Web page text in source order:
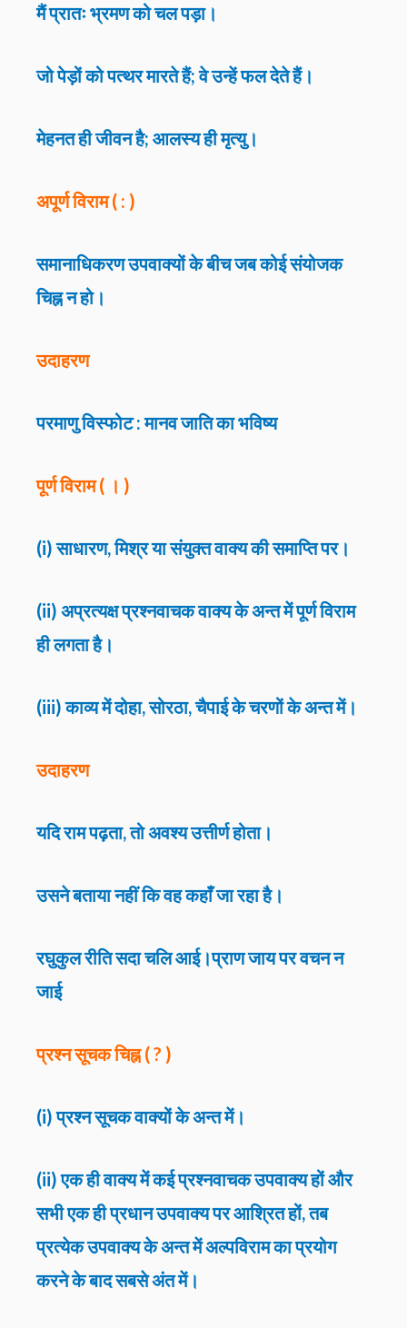
मैं प्रातः भ्रमण को चल पड़ा।
जो पेड़ों को पत्थर मारते हैं; वे उन्हें फल देते हैं।
मेहनत ही जीवन है; आलस्य ही मृत्यु।
अपूर्ण विराम ( : )
समानाधिकरण उपवाक्यों के बीच जब कोई संयोजक
चिह्न न हो।
उदाहरण
परमाणु विस्फोट : मानव जाति का भविष्य
पूर्ण विराम ( । )
(i) साधारण, मिश्र या संयुक्त वाक्य की समाप्ति पर।
(ii) अप्रत्यक्ष प्रश्नवाचक वाक्य के अन्त में पूर्ण विराम
ही लगता है।
(iii) काव्य में दोहा, सोरठा, चैपाई के चरणों के अन्त में।
उदाहरण
यदि राम पढ़ता, तो अवश्य उत्तीर्ण होता।
उसने बताया नहीं कि वह कहाँ जा रहा है।
रघुकुल रीति सदा चलि आई।प्राण जाय पर वचन न
जाई
प्रश्न सूचक चिह्न ( ? )
(i) प्रश्न सूचक वाक्यों के अन्त में।
(ii) एक ही वाक्य में कई प्रश्नवाचक उपवाक्य हों और
सभी एक ही प्रधान उपवाक्य पर आश्रित हों, तब
प्रत्येक उपवाक्य के अन्त में अल्पविराम का प्रयोग
करने के बाद सबसे अंत में।